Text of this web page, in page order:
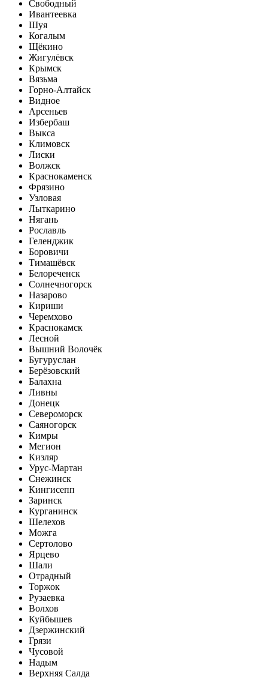
Свободный
Ивантеевка
Шуя
Когалым
Щёкино
Жигулёвск
Крымск
Вязьма
Горно-Алтайск
Видное
Арсеньев
Избербаш
Выкса
Климовск
Лиски
Волжск
Краснокаменск
Фрязино
Узловая
Лыткарино
Нягань
Рославль
Геленджик
Боровичи
Тимашёвск
Белореченск
Солнечногорск
Назарово
Кириши
Черемхово
Краснокамск
Лесной
Вышний Волочёк
Бугуруслан
Берёзовский
Балахна
Ливны
Донецк
Североморск
Саяногорск
Кимры
Мегион
Кизляр
Урус-Мартан
Снежинск
Кингисепп
Заринск
Курганинск
Шелехов
Можга
Сертолово
Ярцево
Шали
Отрадный
Торжок
Рузаевка
Волхов
Куйбышев
Дзержинский
Грязи
Чусовой
Надым
Верхняя Салда